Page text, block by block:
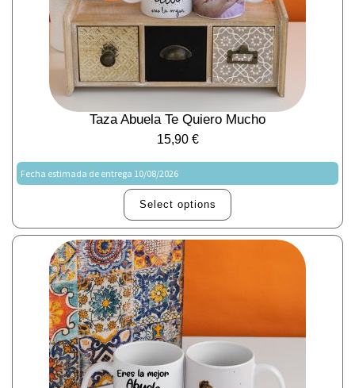
Taza Abuela Te Quiero Mucho
15,90 €
Fecha estimada de entrega 10/08/2026
Select options